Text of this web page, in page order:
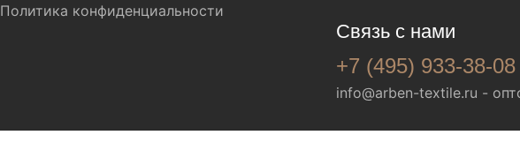
Политика конфиденциальности
Связь с нами
+7 (495) 933-38-08
info@arben-textile.ru -